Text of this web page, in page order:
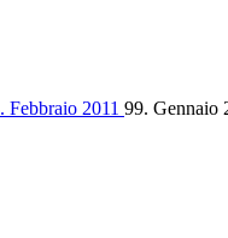
Febbraio 2011 99. Gennaio